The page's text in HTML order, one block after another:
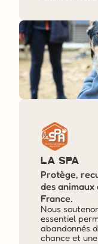
La SPA
Protège,
des
France.
Nous
essentiel
abandonnés
chance et